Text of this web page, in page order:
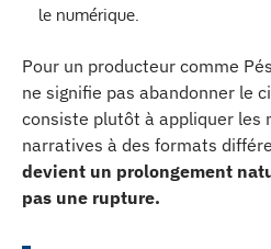
le numérique.
Pour un producteur comme
ne signifie pas abandonner le
consiste plutôt à appliquer les
narratives à des formats
devient un prolongement
pas une rupture.